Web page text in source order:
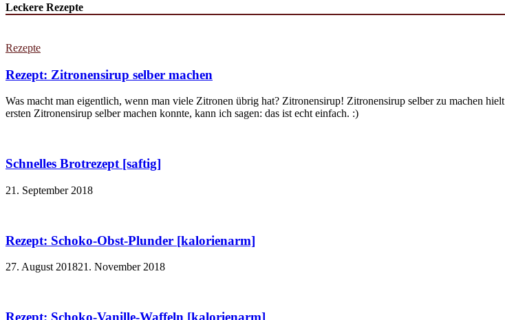
Leckere Rezepte
Rezepte
Rezept: Zitronensirup selber machen
Was macht man eigentlich, wenn man viele Zitronen übrig hat? Zitronensirup! Zitronensirup selber zu machen
ersten Zitronensirup selber machen konnte, kann ich sagen: das ist echt einfach. :)
Schnelles Brotrezept [saftig]
21. September 2018
Rezept: Schoko-Obst-Plunder [kalorienarm]
27. August 201821. November 2018
Rezept: Schoko-Vanille-Waffeln [kalorienarm]